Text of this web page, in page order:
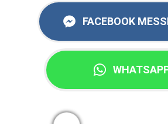
FACEBOOK